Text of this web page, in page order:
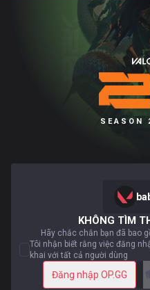
KHÔNG TÌM
Hãy chắc chắn bạn đã bao
Tôi nhận biết rằng việc đăng
khai với tất cả người dùng
Đăng nhập OP.GG